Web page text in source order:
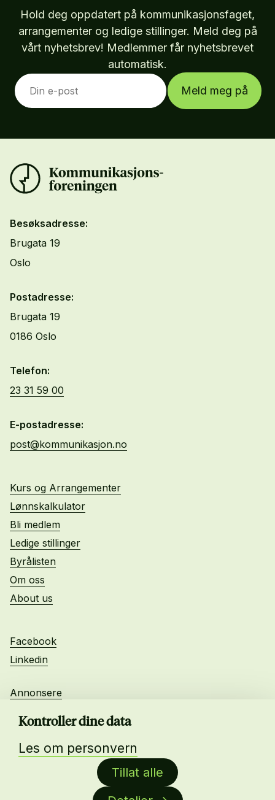
Kontroller dine data
Tillat alle
Les om personvern
Hold deg oppdatert på kommunikasjonsfaget,
arrangementer og ledige stillinger. Meld deg på
vårt nyhetsbrev! Medlemmer får nyhetsbrevet
automatisk.
Meld meg på
Besøksadresse:
Brugata 19
Oslo
Postadresse:
Brugata 19
0186 Oslo
Telefon:
23 31 59 00
E-postadresse:
post@kommunikasjon.no
Kurs og Arrangementer
Lønnskalkulator
Bli medlem
Ledige stillinger
Byrålisten
Om oss
About us
Facebook
Linkedin
Annonsere
Daglig leder:
Anne-Lise Mørch von der Fehr